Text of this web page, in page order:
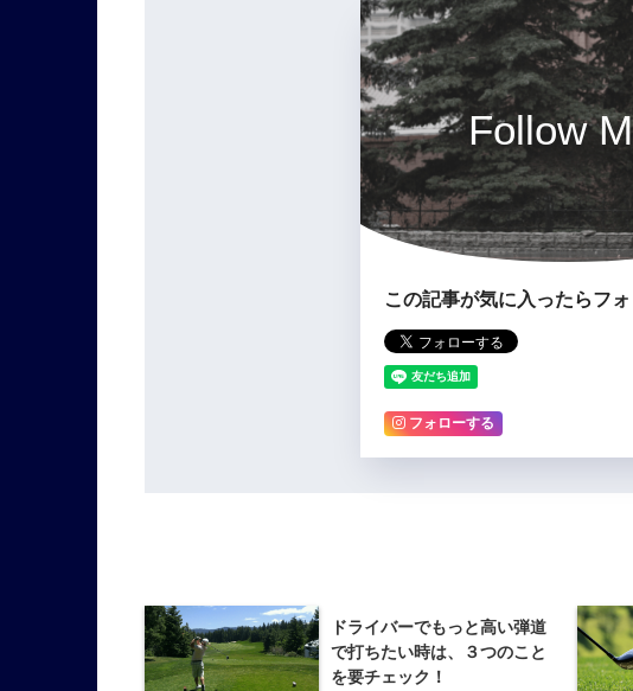
Follow
この記事が気に入ったらフ
フォローする
ドライバーでもっと高い弾道
で打ちたい時は、３つのこと
を要チェック！